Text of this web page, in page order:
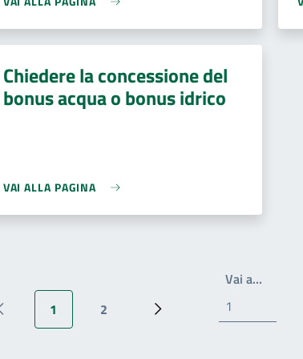
Chiedere la concessione del
bonus acqua o bonus idrico
VAI ALLA PAGINA
Pagina precedente
Pagina attuale
1
Pagina
2
Pagina successiva
Vai a…Scrivi il